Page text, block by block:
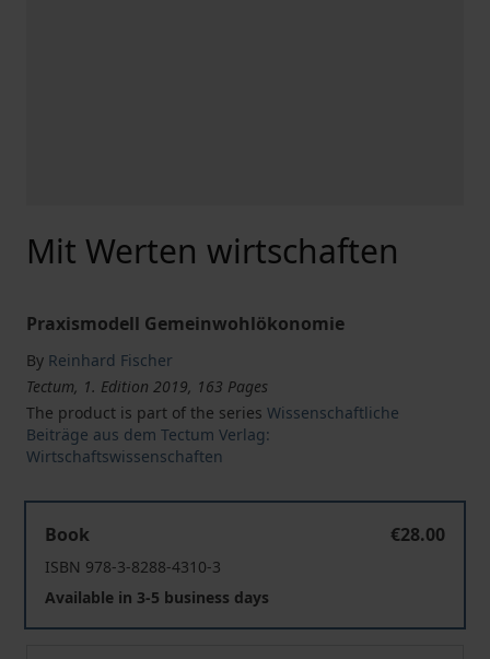
Mit Werten wirtschaften
Praxismodell Gemeinwohlökonomie
By Reinhard Fischer
Tectum, 1. Edition 2019, 163 Pages
The product is part of the series Wissenschaftliche
Beiträge aus dem Tectum Verlag:
Wirtschaftswissenschaften
Book
€28.00
ISBN 978-3-8288-4310-3
Available in 3-5 business days